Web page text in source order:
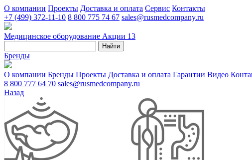
О компании Проекты Доставка и оплата Сервис Контакты
+7 (499) 372-11-10 8 800 775 74 67 sales@rusmedcompany.ru
Медицинское оборудование Акции 13
Найти
Бренды
О компании Бренды Проекты Доставка и оплата Гарантии Видео
8 800 777 64 70 sales@rusmedcompany.ru
Назад